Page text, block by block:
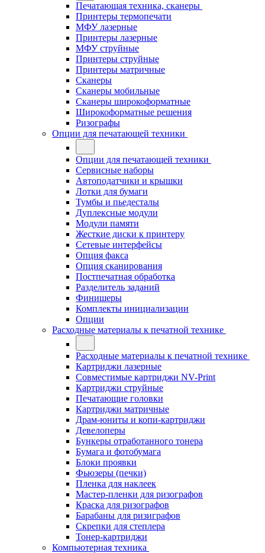
Печатающая техника, сканеры
Принтеры термопечати
МФУ лазерные
Принтеры лазерные
МФУ струйные
Принтеры струйные
Принтеры матричные
Сканеры
Сканеры мобильные
Сканеры широкоформатные
Широкоформатные решения
Ризографы
Опции для печатающей техники
Опции для печатающей техники
Сервисные наборы
Автоподатчики и крышки
Лотки для бумаги
Тумбы и пьедесталы
Дуплексные модули
Модули памяти
Жесткие диски к принтеру
Сетевые интерфейсы
Опция факса
Опция сканирования
Постпечатная обработка
Разделитель заданий
Финишеры
Комплекты инициализации
Опции
Расходные материалы к печатной технике
Расходные материалы к печатной технике
Картриджи лазерные
Совместимые картриджи NV-Print
Картриджи струйные
Печатающие головки
Картриджи матричные
Драм-юниты и копи-картриджи
Девелоперы
Бункеры отработанного тонера
Бумага и фотобумага
Блоки проявки
Фьюзеры (печки)
Пленка для наклеек
Мастер-пленки для ризографов
Краска для ризографов
Барабаны для ризиграфов
Скрепки для степлера
Тонер-картриджи
Компьютерная техника